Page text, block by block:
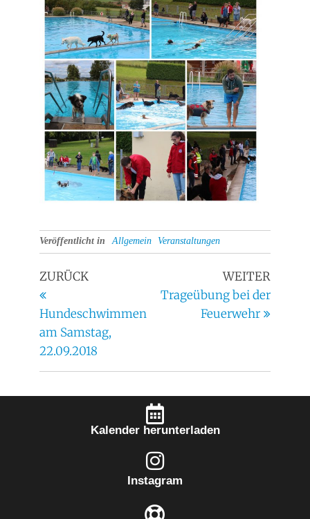
Veröffentlicht in Allgemein Veranstaltungen
ZURÜCK
Hundeschwimmen
am Samstag,
22.09.2018
WEITER
Trageübung bei der
Feuerwehr
Kalender herunterladen
Instagram